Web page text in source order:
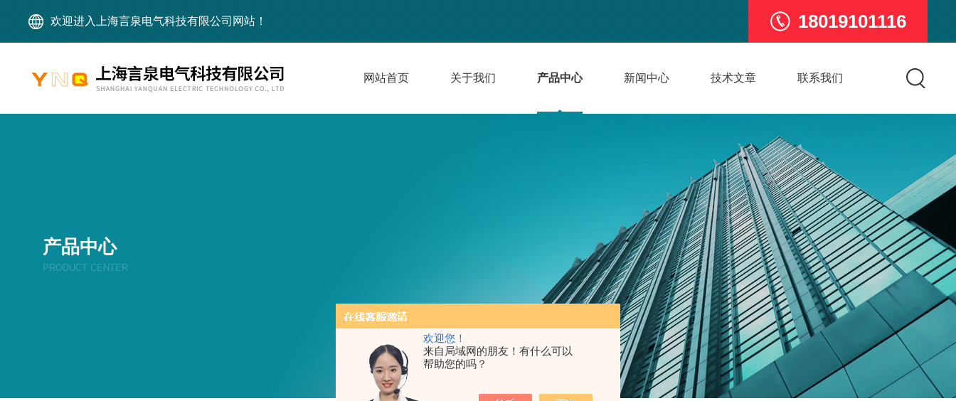
欢迎您！
来自局域网的朋友！有什么可以
帮助您的吗？
欢迎进入上海言泉电气科技有限公司网站！ 18019101116
网站首页 关于我们 产品中心 新闻中心 技术文章 联系我们
产品中心
PRODUCT CENTER